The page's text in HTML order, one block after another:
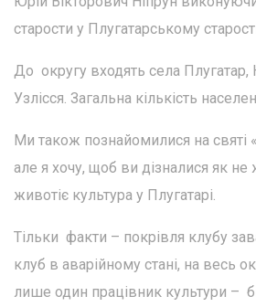
старости у Плугатарському
До округу входять села Плугатар,
Узлісся. Загальна кількість
Ми також познайомилися на святі
але я хочу, щоб ви дізналися як
животіє культура у Плугатарі.
Тільки факти – покрівля клубу
клуб в аварійному стані, на весь
лише один працівник культури –